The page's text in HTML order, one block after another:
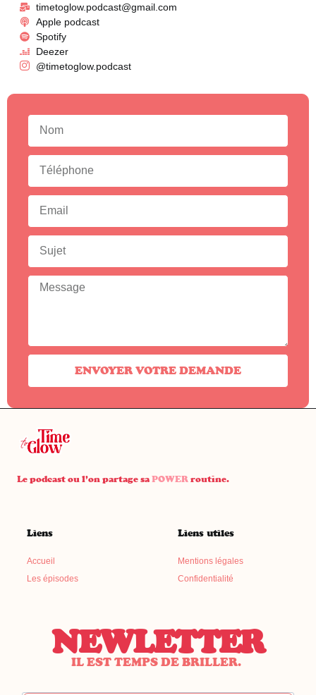
timetoglow.podcast@gmail.com
Apple podcast
Spotify
Deezer
@timetoglow.podcast
ENVOYER VOTRE DEMANDE
Le podcast ou l’on partage sa POWER routine.
Liens
Accueil
Les épisodes
Liens utiles
Mentions légales
Confidentialité
NEWLETTER
IL EST TEMPS DE BRILLER.